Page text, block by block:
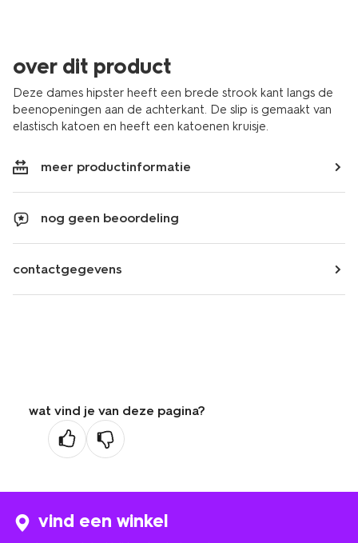
over dit product
Deze dames hipster heeft een brede strook kant langs de
beenopeningen aan de achterkant. De slip is gemaakt van
elastisch katoen en heeft een katoenen kruisje.
meer productinformatie
nog geen beoordeling
contactgegevens
wat vind je van deze pagina?
vind een winkel